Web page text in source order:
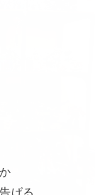
げる。